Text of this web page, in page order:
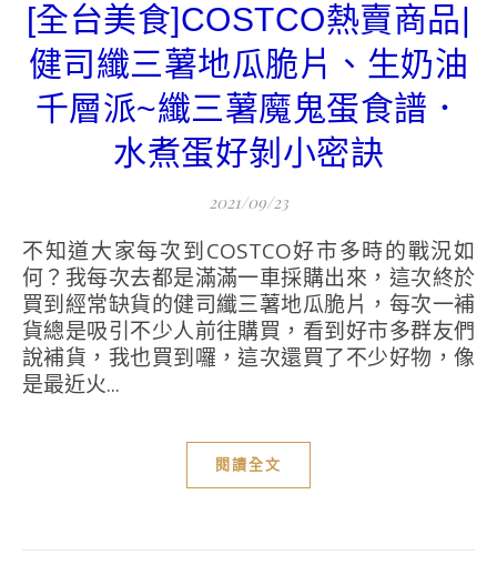
[全台美食]COSTCO熱賣商品|
健司纖三薯地瓜脆片、生奶油
千層派~纖三薯魔鬼蛋食譜．
水煮蛋好剝小密訣
2021/09/23
不知道大家每次到COSTCO好市多時的戰況如
何？我每次去都是滿滿一車採購出來，這次終於
買到經常缺貨的健司纖三薯地瓜脆片，每次一補
貨總是吸引不少人前往購買，看到好市多群友們
說補貨，我也買到囉，這次還買了不少好物，像
是最近火...
閱讀全文